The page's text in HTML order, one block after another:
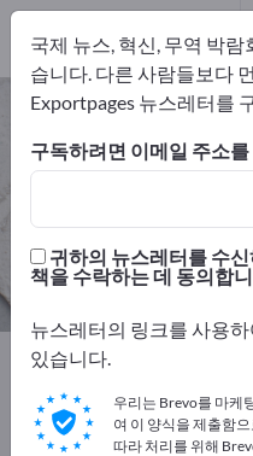
원자재 – 제조업
유통업체
13
개
1
Exportpages
Exportpages에
국제 뉴스, 혁신, 무역 박
습니다. 다른 사람들보다
Exportpages 뉴스레터를
구독하려면 이메일 주소
귀하의 뉴스레터를 수
책을 수락하는 데 동의합
뉴스레터의 링크를 사용
있습니다.
우리는 Brevo를 마케
여 이 양식을 제출함
따라 처리를 위해